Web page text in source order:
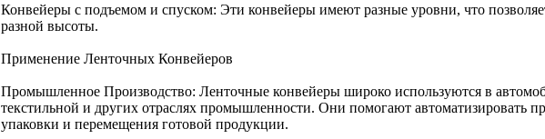
Конвейеры с подъемом и спуском: Эти конвейеры имеют разные уровни, что
разной высоты.
Применение Ленточных Конвейеров
Промышленное Производство: Ленточные конвейеры широко используются в
текстильной и других отраслях промышленности. Они помогают автоматизировать
упаковки и перемещения готовой продукции.